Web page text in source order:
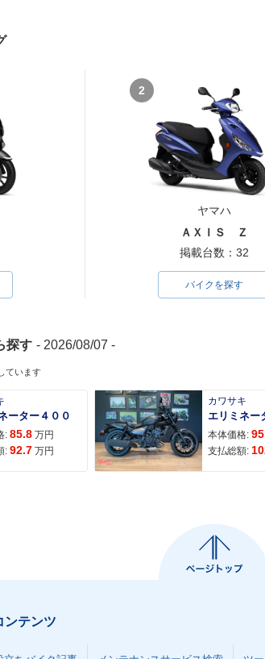
2
ヤマハ
ＡＸＩＳ Ｚ
掲載台数：32
バイクを探す
探す - 2026/08/07 -
ています
ーター４００
: 85.8 万円
: 92.7 万円
カワサキ
本体価格:
支払総額:
ンテンツ